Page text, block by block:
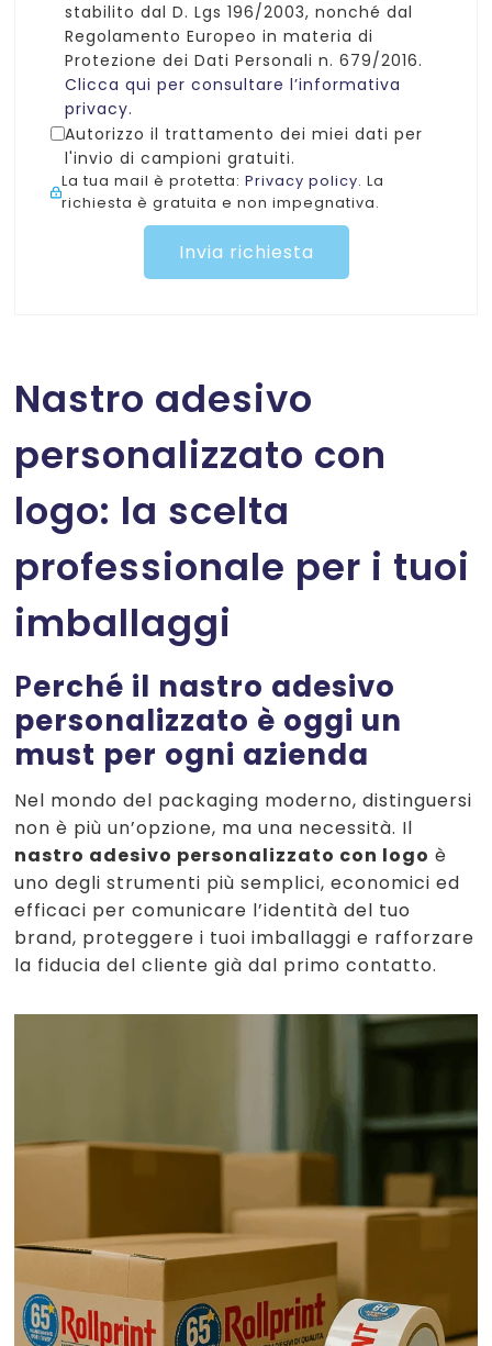
stabilito dal D. Lgs 196/2003, nonché dal
Regolamento Europeo in materia di
Protezione dei Dati Personali n. 679/2016.
Clicca qui per consultare l’informativa
privacy.
Autorizzo il trattamento dei miei dati per
l'invio di campioni gratuiti.
La tua mail è protetta: Privacy policy. La
richiesta è gratuita e non impegnativa.
Nastro adesivo
personalizzato con
logo: la scelta
professionale per i tuoi
imballaggi
Perché il nastro adesivo
personalizzato è oggi un
must per ogni azienda
Nel mondo del packaging moderno, distinguersi
non è più un’opzione, ma una necessità. Il
nastro adesivo personalizzato con logo è
uno degli strumenti più semplici, economici ed
efficaci per comunicare l’identità del tuo
brand, proteggere i tuoi imballaggi e rafforzare
la fiducia del cliente già dal primo contatto.